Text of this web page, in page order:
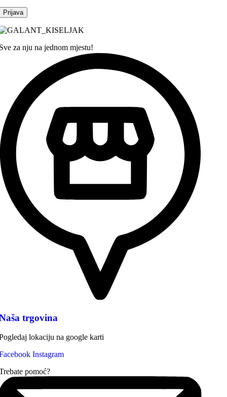
za nju na jednom mjestu!
trgovina
lokaciju na google karti
Instagram
pomoć?